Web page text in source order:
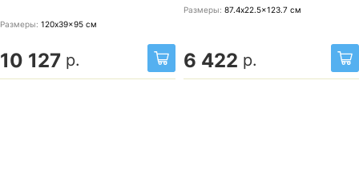
Размеры: 120x39x95 см
10 127 р.
Размеры: 87.4x22.5x123.7 см
6 422 р.